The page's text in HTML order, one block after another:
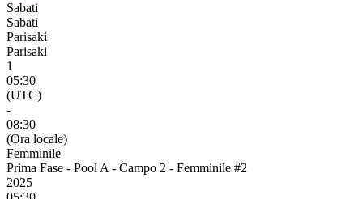
Sabati
Sabati
Parisaki
Parisaki
1
05:30
(UTC)
-
08:30
(Ora locale)
Femminile
Prima Fase - Pool A - Campo 2 - Femminile #2
2025